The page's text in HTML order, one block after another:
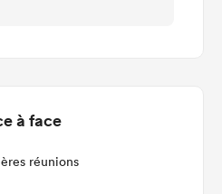
à face
réunions